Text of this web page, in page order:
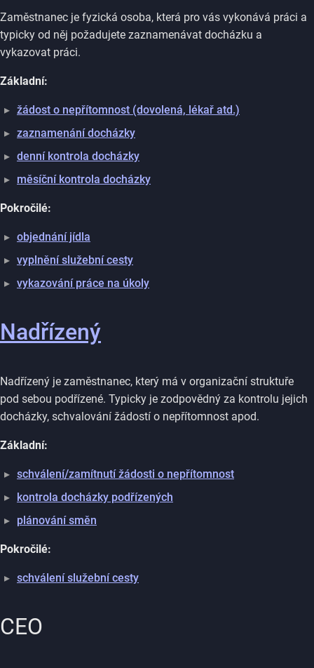
Zaměstnanec je fyzická osoba, která pro vás vykonává práci a
typicky od něj požadujete zaznamenávat docházku a
vykazovat práci.
Základní:
žádost o nepřítomnost (dovolená, lékař atd.)
zaznamenání docházky
denní kontrola docházky
měsíční kontrola docházky
Pokročilé:
objednání jídla
vyplnění služební cesty
vykazování práce na úkoly
Nadřízený
Nadřízený je zaměstnanec, který má v organizační struktuře
pod sebou podřízené. Typicky je zodpovědný za kontrolu jejich
docházky, schvalování žádostí o nepřítomnost apod.
Základní:
schválení/zamítnutí žádosti o nepřítomnost
kontrola docházky podřízených
plánování směn
Pokročilé:
schválení služební cesty
CEO